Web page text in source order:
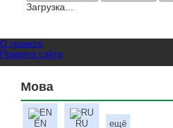
Загрузка...
О проекте
Правила сайта
Мова
EN RU ещё